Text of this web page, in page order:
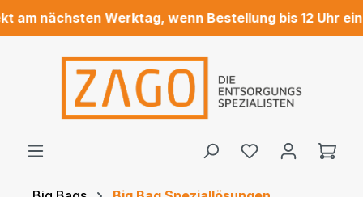
Zum Hauptinhalt springen
am nächsten Werktag, wenn Bestellung bis 12 Uhr